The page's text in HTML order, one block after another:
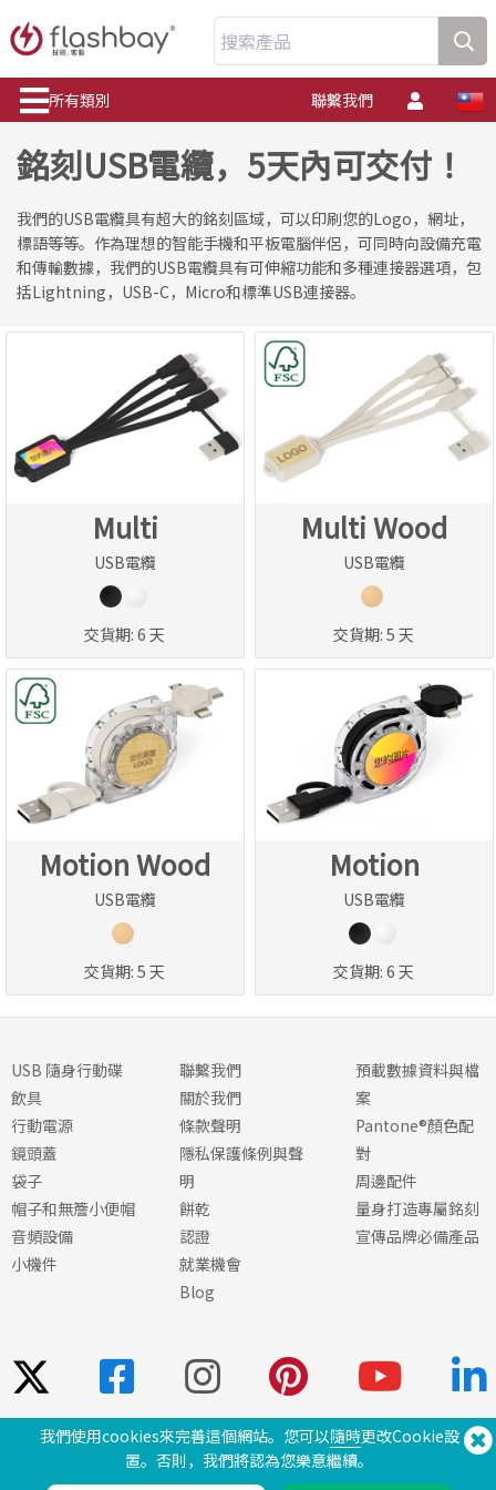
搜索產品
所有類別 聯繫我們
銘刻USB電纜，5天內可交付！
我們的USB電纜具有超大的銘刻區域，可以印刷您的Logo，網址，
標語等等。作為理想的智能手機和平板電腦伴侶，可同時向設備充電
和傳輸數據，我們的USB電纜具有可伸縮功能和多種連接器選項，包
括Lightning，USB-C，Micro和標準USB連接器。
Multi
USB電纜
交貨期: 6 天
Multi Wood
USB電纜
交貨期: 5 天
Motion Wood
USB電纜
交貨期: 5 天
Motion
USB電纜
交貨期: 6 天
USB 隨身行動碟
飲具
行動電源
鏡頭蓋
袋子
帽子和無簷小便帽
音頻設備
小機件
聯繫我們
關於我們
條款聲明
隱私保護條例與聲
明
餅乾
認證
就業機會
Blog
預載數據資料與檔
案
Pantone®顏色配
對
周邊配件
量身打造專屬銘刻
宣傳品牌必備產品
需要幫助？ 電話：(650) 938-3500 (US)
我們使用cookies來完善這個網站。您可以隨時更改Cookie設
置。否則，我們將認為您樂意繼續。